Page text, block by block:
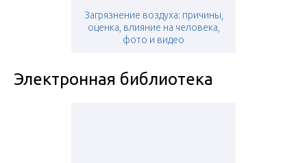
Загрязнение воздуха: причины,
оценка, влияние на человека,
фото и видео
Электронная библиотека